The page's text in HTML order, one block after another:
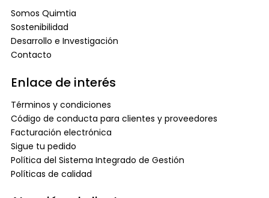
Somos Quimtia
Sostenibilidad
Desarrollo e Investigación
Contacto
Enlace de interés
Términos y condiciones
Código de conducta para clientes y proveedores
Facturación electrónica
Sigue tu pedido
Política del Sistema Integrado de Gestión
Políticas de calidad